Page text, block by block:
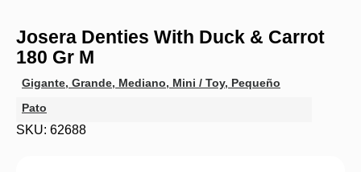
Josera Denties With Duck & Carrot
180 Gr M
Gigante, Grande, Mediano, Mini / Toy, Pequeño
Pato
SKU: 62688